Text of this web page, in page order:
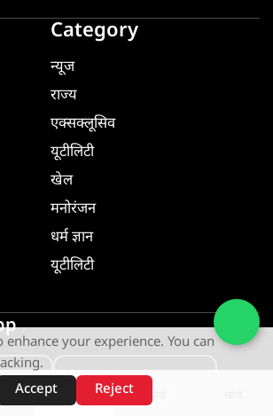
Category
न्यूज
राज्य
एक्सक्लूसिव
यूटीलिटी
खेल
मनोरंजन
धर्म ज्ञान
यूटीलिटी
GET IT ON
App Store
enhance your experience. You can
Accept
Reject